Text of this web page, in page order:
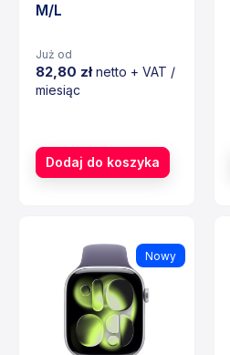
M/L
Już od
82,80 złnetto + VAT /
miesiąc
Dodaj do koszyka
Nowy